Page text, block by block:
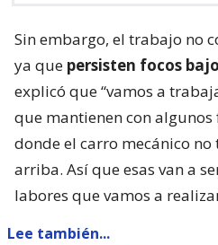
Sin embargo, el trabajo no
ya que persisten focos
explicó que “vamos a
que mantienen con
donde el carro mecánico no
arriba. Así que esas van a
labores que vamos a
Lee también...